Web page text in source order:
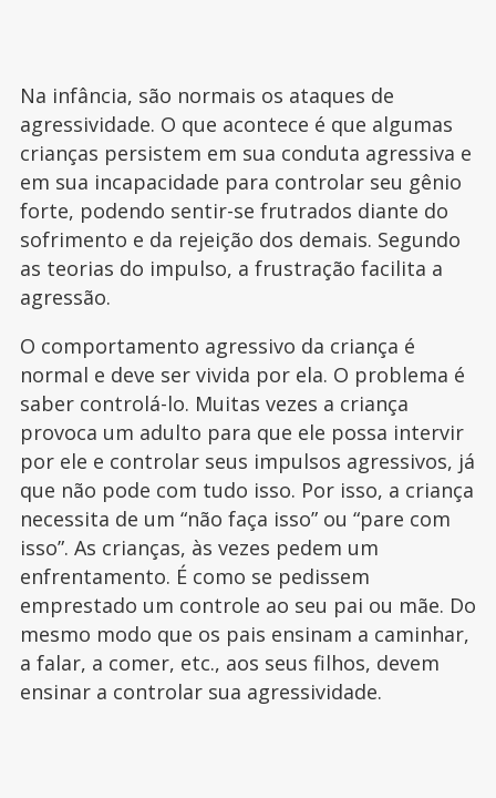
Na infância, são normais os ataques de
agressividade. O que acontece é que algumas
crianças persistem em sua conduta agressiva e
em sua incapacidade para controlar seu gênio
forte, podendo sentir-se frutrados diante do
sofrimento e da rejeição dos demais. Segundo
as teorias do impulso, a frustração facilita a
agressão.
O comportamento agressivo da criança é
normal e deve ser vivida por ela. O problema é
saber controlá-lo. Muitas vezes a criança
provoca um adulto para que ele possa intervir
por ele e controlar seus impulsos agressivos, já
que não pode com tudo isso. Por isso, a criança
necessita de um “não faça isso” ou “pare com
isso”. As crianças, às vezes pedem um
enfrentamento. É como se pedissem
emprestado um controle ao seu pai ou mãe. Do
mesmo modo que os pais ensinam a caminhar,
a falar, a comer, etc., aos seus filhos, devem
ensinar a controlar sua agressividade.